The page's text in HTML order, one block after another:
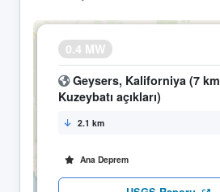
0.4 MW
Geysers, Kaliforniya (7 km
Kuzeybatı açıkları)
2.1 km
Ana Deprem